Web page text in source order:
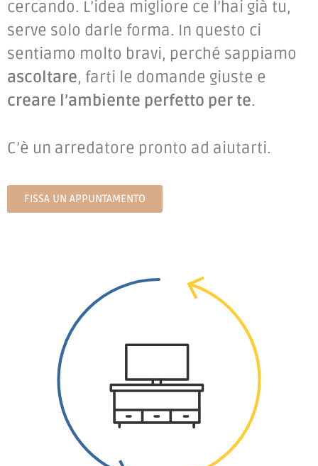
cercando. L’idea migliore ce l’hai già tu,
serve solo darle forma. In questo ci
sentiamo molto bravi, perché sappiamo
ascoltare, farti le domande giuste e
creare l’ambiente perfetto per te.
C’è un arredatore pronto ad aiutarti.
FISSA UN APPUNTAMENTO